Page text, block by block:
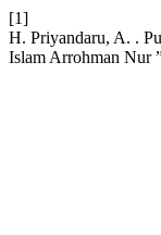
[1]
H. Priyandaru, A. .
Islam Arrohman Nur